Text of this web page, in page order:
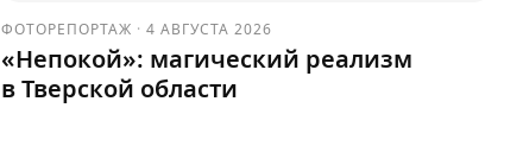
ФОТОРЕПОРТАЖ · 4 АВГУСТА 2026
«Непокой»: магический реализм
в Тверской области